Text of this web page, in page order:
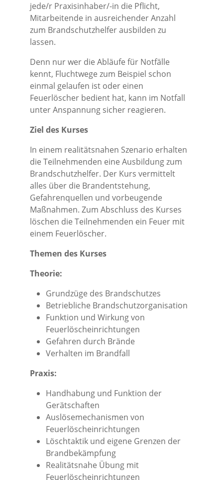
jede/r Praxisinhaber/-in die Pflicht,
Mitarbeitende in ausreichender Anzahl
zum Brandschutzhelfer ausbilden zu
lassen.
Denn nur wer die Abläufe für Notfälle
kennt, Fluchtwege zum Beispiel schon
einmal gelaufen ist oder einen
Feuerlöscher bedient hat, kann im Notfall
unter Anspannung sicher reagieren.
Ziel des Kurses
In einem realitätsnahen Szenario erhalten
die Teilnehmenden eine Ausbildung zum
Brandschutzhelfer. Der Kurs vermittelt
alles über die Brandentstehung,
Gefahrenquellen und vorbeugende
Maßnahmen. Zum Abschluss des Kurses
löschen die Teilnehmenden ein Feuer mit
einem Feuerlöscher.
Themen des Kurses
Theorie:
Grundzüge des Brandschutzes
Betriebliche Brandschutzorganisation
Funktion und Wirkung von
Feuerlöscheinrichtungen
Gefahren durch Brände
Verhalten im Brandfall
Praxis:
Handhabung und Funktion der
Gerätschaften
Auslösemechanismen von
Feuerlöscheinrichtungen
Löschtaktik und eigene Grenzen der
Brandbekämpfung
Realitätsnahe Übung mit
Feuerlöscheinrichtungen